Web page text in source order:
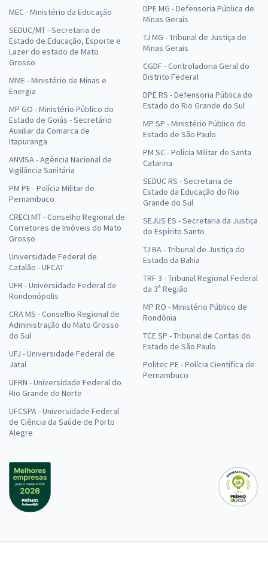
MEC - Ministério da Educação
SEDUC/MT - Secretaria de
Estado de Educação, Esporte e
Lazer do estado de Mato
Grosso
MME - Ministério de Minas e
Energia
MP GO - Ministério Público do
Estado de Goiás - Secretário
Auxiliar da Comarca de
Itapuranga
ANVISA - Agência Nacional de
Vigilância Sanitária
PM PE - Polícia Militar de
Pernambuco
CRECI MT - Conselho Regional de
Corretores de Imóveis do Mato
Grosso
Universidade Federal de
Catalão - UFCAT
UFR - Universidade Federal de
Rondonópolis
CRA MS - Conselho Regional de
Administração do Mato Grosso
do Sul
UFJ - Universidade Federal de
Jataí
UFRN - Universidade Federal do
Rio Grande do Norte
UFCSPA - Universidade Federal
de Ciência da Saúde de Porto
Alegre
DPE MG - Defensoria Pública de
Minas Gerais
TJ MG - Tribunal de Justiça de
Minas Gerais
CGDF - Controladoria Geral do
Distrito Federal
DPE RS - Defensoria Pública do
Estado do Rio Grande do Sul
MP SP - Ministério Público do
Estado de São Paulo
PM SC - Polícia Militar de Santa
Catarina
SEDUC RS - Secretaria de
Estado da Educação do Rio
Grande do Sul
SEJUS ES - Secretaria da Justiça
do Espírito Santo
TJ BA - Tribunal de Justiça do
Estado da Bahia
TRF 3 - Tribunal Regional Federal
da 3ª Região
MP RO - Ministério Público de
Rondônia
TCE SP - Tribunal de Contas do
Estado de São Paulo
Politec PE - Polícia Científica de
Pernambuco